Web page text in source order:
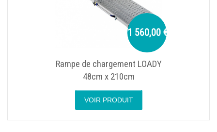
1 560,00 €
Rampe de chargement LOADY
48cm x 210cm
VOIR PRODUIT